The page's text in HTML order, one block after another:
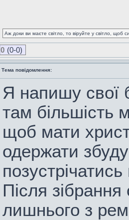
Аж доки ви маєте світло, то віруйте у світло, щоб
0 (0-0)
Тема повідомлення:
Я напишу свої
там більшість
щоб мати
одержати
Після
лишнього з